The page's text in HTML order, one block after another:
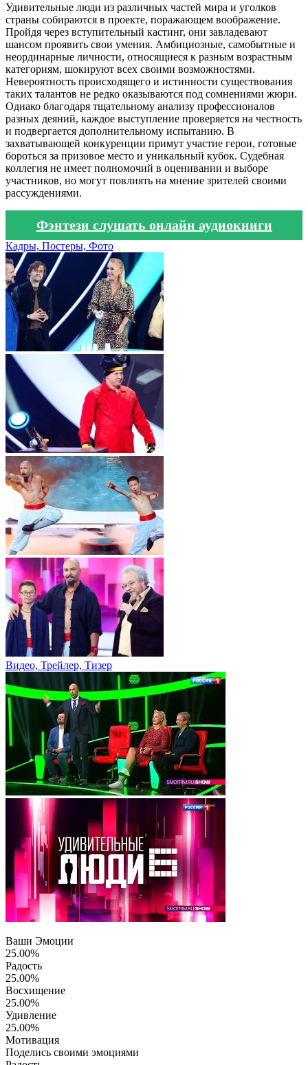
Удивительные люди из различных частей мира и уголков
страны собираются в проекте, поражающем воображение.
Пройдя через вступительный кастинг, они завладевают
шансом проявить свои умения. Амбициозные, самобытные и
неординарные личности, относящиеся к разным возрастным
категориям, шокируют всех своими возможностями.
Невероятность происходящего и истинности существования
таких талантов не редко оказываются под сомнениями жюри.
Однако благодаря тщательному анализу профессионалов
разных деяний, каждое выступление проверяется на честность
и подвергается дополнительному испытанию. В
захватывающей конкуренции примут участие герои, готовые
бороться за призовое место и уникальный кубок. Судебная
коллегия не имеет полномочий в оценивании и выборе
участников, но могут повлиять на мнение зрителей своими
рассуждениями.
Фэнтези слушать онлайн аудиокниги
Кадры, Постеры, Фото
Видео, Трейлер, Тизер
Ваши Эмоции
25.00%
Радость
25.00%
Восхищение
25.00%
Удивление
25.00%
Мотивация
Поделись своими эмоциями